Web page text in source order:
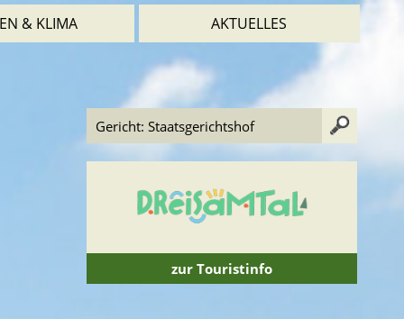
& KLIMA AKTUELLES
zur Touristinfo